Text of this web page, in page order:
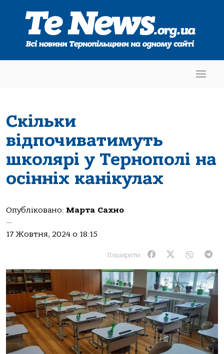
Скільки
відпочиватимуть
школярі у Тернополі на
осінніх канікулах
Опубліковано: Марта Сахно
—
17 Жовтня, 2024 о 18:15
Поширити: